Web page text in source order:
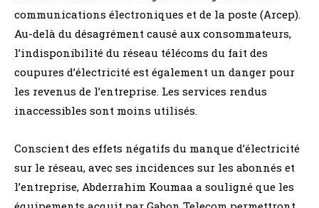
communications électroniques et de la poste (Arcep).
Au-delà du désagrément causé aux consommateurs,
l’indisponibilité du réseau télécoms du fait des
coupures d’électricité est également un danger pour
les revenus de l’entreprise. Les services rendus
inaccessibles sont moins utilisés.
Conscient des effets négatifs du manque d’électricité
sur le réseau, avec ses incidences sur les abonnés et
l’entreprise, Abderrahim Koumaa a souligné que les